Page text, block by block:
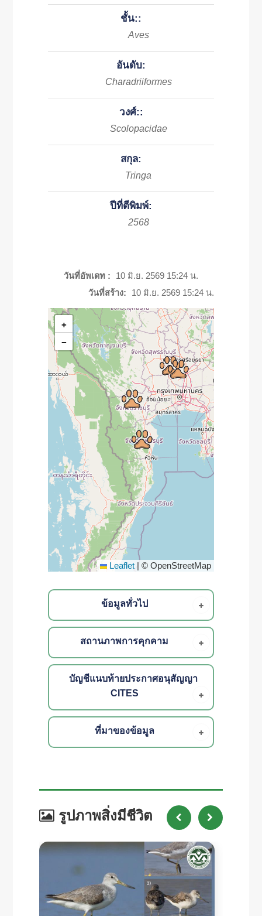
ชั้น::
Aves
อันดับ:
Charadriiformes
วงศ์::
Scolopacidae
สกุล:
Tringa
ปีที่ตีพิมพ์:
2568
วันที่อัพเดท :
10 มิ.ย. 2569 15:24 น.
วันที่สร้าง:
10 มิ.ย. 2569 15:24 น.
+
−
Leaflet | © OpenStreetMap
ข้อมูลทั่วไป
สถานภาพการคุกคาม
บัญชีแนบท้ายประกาศอนุสัญญา
CITES
ที่มาของข้อมูล
รูปภาพสิ่งมีชีวิต